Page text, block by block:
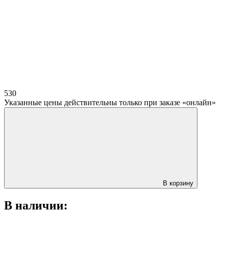
530
Указанные цены действительны только при заказе «онлайн»
В корзину
В наличии: